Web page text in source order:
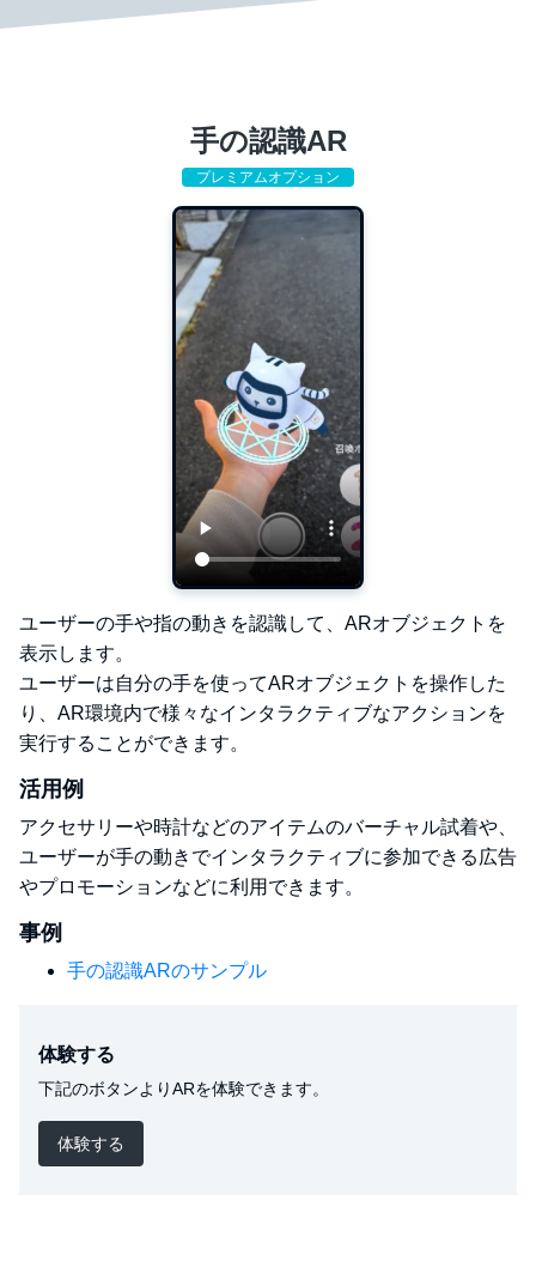
手の認識AR
プレミアムオプション
ユーザーの手や指の動きを認識して、ARオブジェクトを
表示します。
ユーザーは自分の手を使ってARオブジェクトを操作した
り、AR環境内で様々なインタラクティブなアクションを
実行することができます。
活用例
アクセサリーや時計などのアイテムのバーチャル試着や、
ユーザーが手の動きでインタラクティブに参加できる広告
やプロモーションなどに利用できます。
事例
手の認識ARのサンプル
体験する
下記のボタンよりARを体験できます。
体験する